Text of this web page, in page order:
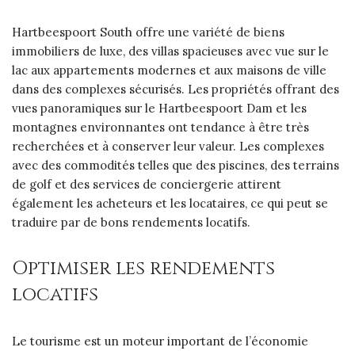
Hartbeespoort South offre une variété de biens
immobiliers de luxe, des villas spacieuses avec vue sur le
lac aux appartements modernes et aux maisons de ville
dans des complexes sécurisés. Les propriétés offrant des
vues panoramiques sur le Hartbeespoort Dam et les
montagnes environnantes ont tendance à être très
recherchées et à conserver leur valeur. Les complexes
avec des commodités telles que des piscines, des terrains
de golf et des services de conciergerie attirent
également les acheteurs et les locataires, ce qui peut se
traduire par de bons rendements locatifs.
Optimiser les rendements
locatifs
Le tourisme est un moteur important de l’économie